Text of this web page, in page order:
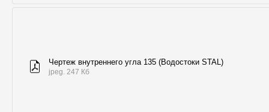
Чертеж внутреннего угла 135 (Водостоки STAL)
jpeg. 247 Кб